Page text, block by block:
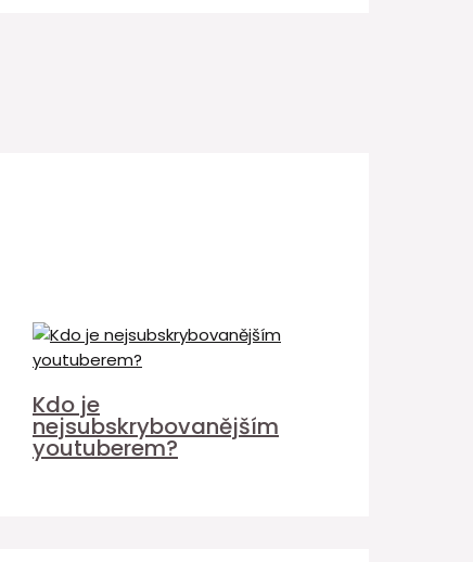
Kdo je
nejsubskrybovanějším
youtuberem?